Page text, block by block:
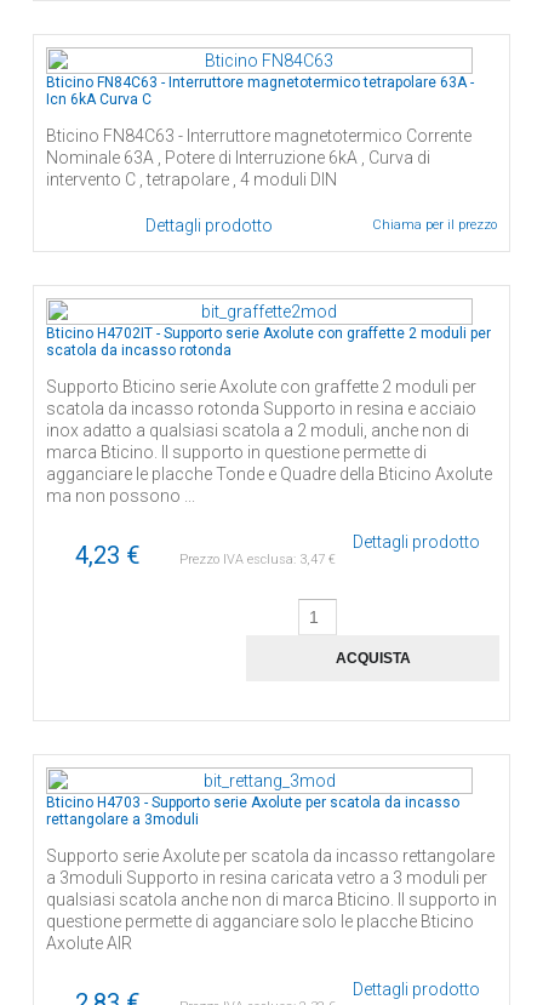
Bticino FN84C63 - Interruttore magnetotermico tetrapolare 63A -
Icn 6kA Curva C
Bticino FN84C63 - Interruttore magnetotermico Corrente
Nominale 63A , Potere di Interruzione 6kA , Curva di
intervento C , tetrapolare , 4 moduli DIN
Chiama per il prezzo
Dettagli prodotto
Bticino H4702IT - Supporto serie Axolute con graffette 2 moduli per
scatola da incasso rotonda
Supporto Bticino serie Axolute con graffette 2 moduli per
scatola da incasso rotonda Supporto in resina e acciaio
inox adatto a qualsiasi scatola a 2 moduli, anche non di
marca Bticino. Il supporto in questione permette di
agganciare le placche Tonde e Quadre della Bticino Axolute
ma non possono ...
4,23 € Prezzo IVA esclusa: 3,47 €
Dettagli prodotto
Bticino H4703 - Supporto serie Axolute per scatola da incasso
rettangolare a 3moduli
Supporto serie Axolute per scatola da incasso rettangolare
a 3moduli Supporto in resina caricata vetro a 3 moduli per
qualsiasi scatola anche non di marca Bticino. Il supporto in
questione permette di agganciare solo le placche Bticino
Axolute AIR
Dettagli prodotto